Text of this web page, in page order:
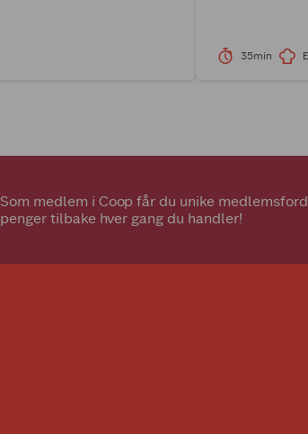
35min
Som medlem i Coop får du unike
penger tilbake hver gang du handler!